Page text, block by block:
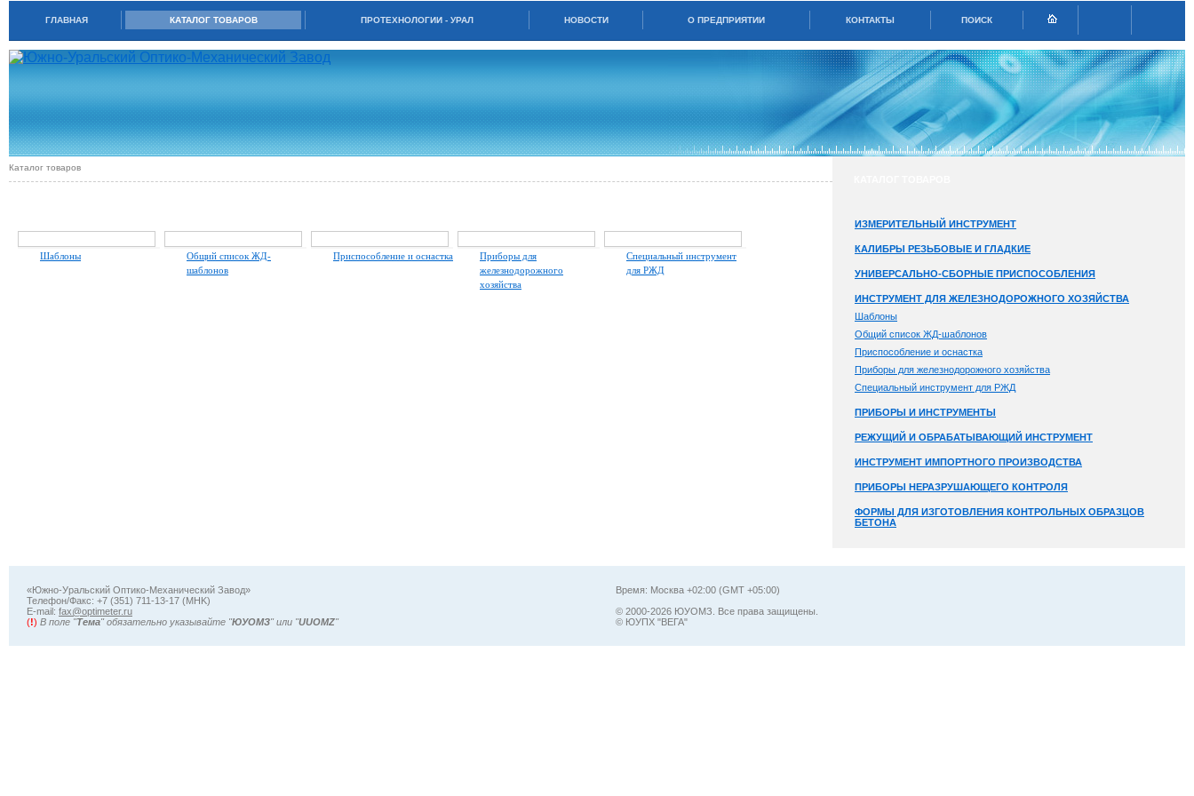
ГЛАВНАЯ КАТАЛОГ ТОВАРОВ ПРОТЕХНОЛОГИИ - УРАЛ НОВОСТИ О ПРЕДПРИЯТИИ КОНТАКТЫ ПОИСК
Каталог товаров
Шаблоны
Общий список ЖД-
шаблонов
Приспособление и оснастка
Приборы для
железнодорожного
хозяйства
Специальный инструмент
для РЖД
ИЗМЕРИТЕЛЬНЫЙ ИНСТРУМЕНТ
КАЛИБРЫ РЕЗЬБОВЫЕ И ГЛАДКИЕ
УНИВЕРСАЛЬНО-СБОРНЫЕ ПРИСПОСОБЛЕНИЯ
ИНСТРУМЕНТ ДЛЯ ЖЕЛЕЗНОДОРОЖНОГО ХОЗЯЙСТВА
Шаблоны
Общий список ЖД-шаблонов
Приспособление и оснастка
Приборы для железнодорожного хозяйства
Специальный инструмент для РЖД
ПРИБОРЫ И ИНСТРУМЕНТЫ
РЕЖУЩИЙ И ОБРАБАТЫВАЮЩИЙ ИНСТРУМЕНТ
ИНСТРУМЕНТ ИМПОРТНОГО ПРОИЗВОДСТВА
ПРИБОРЫ НЕРАЗРУШАЮЩЕГО КОНТРОЛЯ
ФОРМЫ ДЛЯ ИЗГОТОВЛЕНИЯ КОНТРОЛЬНЫХ ОБРАЗЦОВ
БЕТОНА
«Южно-Уральский Оптико-Механический Завод»
Телефон/Факс: +7 (351) 711-13-17 (MHK)
Е-mail: fax@optimeter.ru
(!) В поле "Тема" обязательно указывайте "ЮУОМЗ" или "UUOMZ"
Время: Москва +02:00 (GMT +05:00)
© 2000-2026 ЮУОМЗ. Все права защищены.
© ЮУПХ "ВЕГА"